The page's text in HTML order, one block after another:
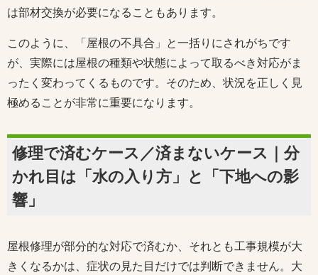
は部材交換が必要になることもあります。
このように、「屋根の不具合」と一括りにされがちです
が、実際には屋根の種類や状態によって取るべき対応がま
ったく変わってくるものです。そのため、状況を正しく見
極めることが非常に重要になります。
修理で済むケース／済まないケース｜分
かれ目は「水の入り方」と「下地への影
響」
屋根修理が部分的な対応で済むか、それとも工事規模が大
きくなるかは、症状の見た目だけでは判断できません。大